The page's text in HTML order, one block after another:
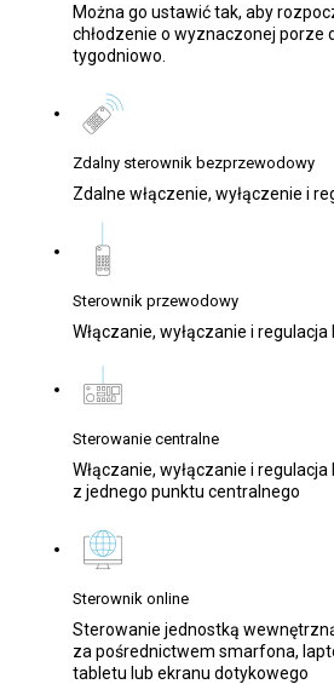
Można go ustawić tak, aby
chłodzenie o wyznaczonej porze
tygodniowo.
Zdalny sterownik bezprzewodowy
Zdalne włączenie, wyłączenie i
Sterownik przewodowy
Włączanie, wyłączanie i
Sterowanie centralne
Włączanie, wyłączanie i
z jednego punktu centralnego
Sterownik online
Sterowanie jednostką
za pośrednictwem smarfona,
tabletu lub ekranu dotykowego